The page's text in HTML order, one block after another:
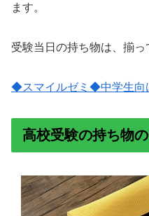
ます。
受験当日の持ち物は、揃
◆スマイルゼミ◆中学生向
高校受験の持ち物